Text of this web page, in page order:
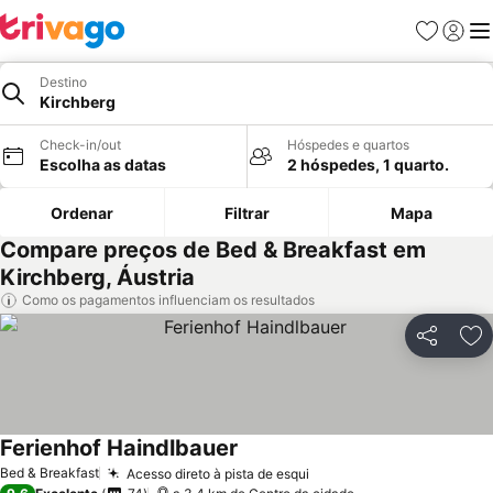
Favoritos
Iniciar
Destino
Kirchberg
Check-in/out
Escolha as datas
Hóspedes e quartos
2 hóspedes, 1 quarto.
Ordenar Filtrar Mapa
Compare preços de Bed & Breakfast em
Kirchberg, Áustria
Como os pagamentos influenciam os resultados
Partilhar
Bed & Breakfast Acesso direto à pista de esqui
Ferienhof Haindlbauer